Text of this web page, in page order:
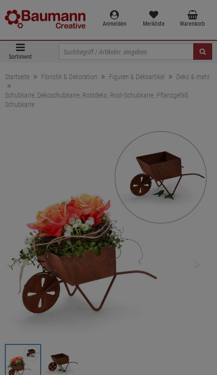
Anmelden Merkliste Warenkorb
Sortiment
Startseite Floristik & Dekoration Figuren & Dekoartikel Deko & mehr
Schubkarre, Dekoschubkarre, Rostdeko, Rost-Schubkarre, Pflanzgefäß
Schubkarre